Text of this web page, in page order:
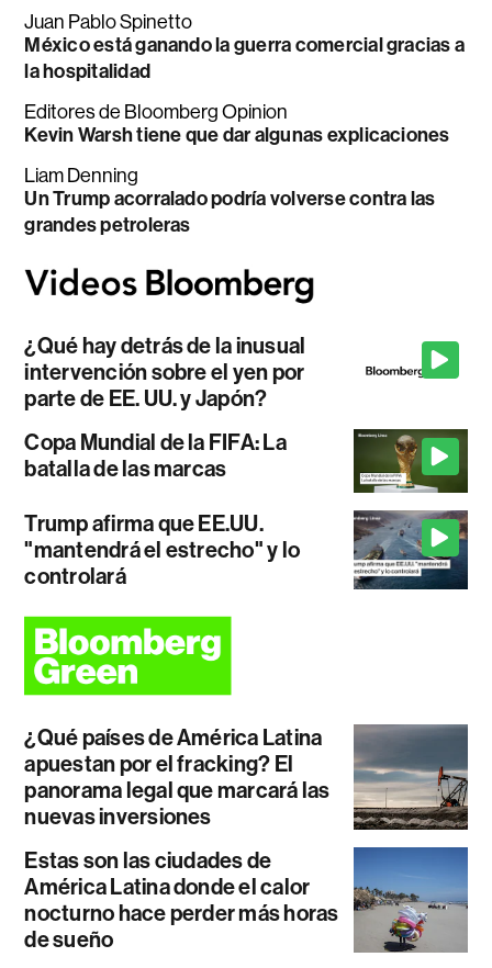
Juan Pablo Spinetto
México está ganando la guerra comercial gracias a
la hospitalidad
Editores de Bloomberg Opinion
Kevin Warsh tiene que dar algunas explicaciones
Liam Denning
Un Trump acorralado podría volverse contra las
grandes petroleras
¿Qué hay detrás de la inusual
intervención sobre el yen por
parte de EE. UU. y Japón?
Copa Mundial de la FIFA: La
batalla de las marcas
Trump afirma que EE.UU.
"mantendrá el estrecho" y lo
controlará
¿Qué países de América Latina
apuestan por el fracking? El
panorama legal que marcará las
nuevas inversiones
Estas son las ciudades de
América Latina donde el calor
nocturno hace perder más horas
de sueño